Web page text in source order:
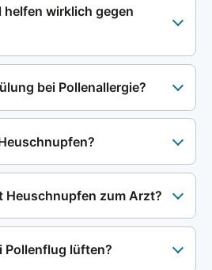
helfen wirklich gegen
bei Pollenallergie?
Heuschnupfen zum Arzt?
Pollenflug lüften?